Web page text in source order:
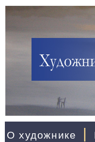
О художнике |